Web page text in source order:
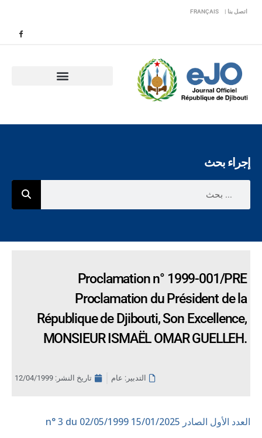
اتصل بنا | FRANÇAIS
إجراء بحث
Proclamation n° 1999-001/PRE
Proclamation du Président de la
République de Djibouti, Son Excellence,
MONSIEUR ISMAËL OMAR GUELLEH.
التدبير: عام تاريخ النشر: 12/04/1999
العدد الأول الصادر 15/01/2025